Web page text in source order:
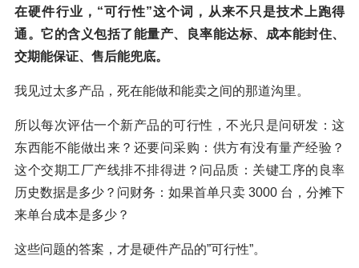
在硬件行业，“可行性”这个词，从来不只是技术上跑得
通。它的含义包括了能量产、良率能达标、成本能封住、
交期能保证、售后能兜底。
我见过太多产品，死在能做和能卖之间的那道沟里。
所以每次评估一个新产品的可行性，不光只是问研发：这
东西能不能做出来？还要问采购：供方有没有量产经验？
这个交期工厂产线排不排得进？问品质：关键工序的良率
历史数据是多少？问财务：如果首单只卖 3000 台，分摊下
来单台成本是多少？
这些问题的答案，才是硬件产品的”可行性”。